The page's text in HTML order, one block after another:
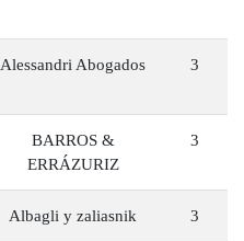
Alessandri Abogados 3
BARROS &
ERRÁZURIZ
3
Albagli y zaliasnik 3